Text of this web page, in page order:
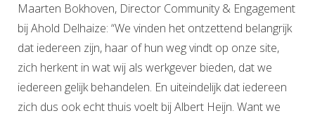
Maarten Bokhoven, Director Community & Engagement
bij Ahold Delhaize: “We vinden het ontzettend belangrijk
dat iedereen zijn, haar of hun weg vindt op onze site,
zich herkent in wat wij als werkgever bieden, dat we
iedereen gelijk behandelen. En uiteindelijk dat iedereen
zich dus ook echt thuis voelt bij Albert Heijn. Want we